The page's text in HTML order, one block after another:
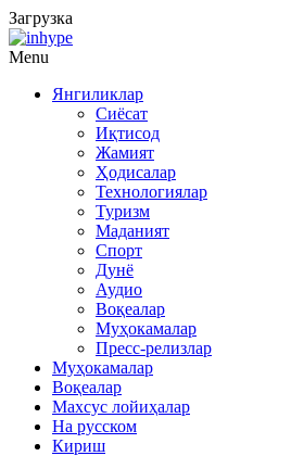
Загрузка
Menu
Янгиликлар
Сиёсат
Иқтисод
Жамият
Ҳодисалар
Технологиялар
Туризм
Маданият
Спорт
Дунё
Аудио
Воқеалар
Муҳокамалар
Пресс-релизлар
Муҳокамалар
Воқеалар
Махсус лойиҳалар
На русском
Кириш